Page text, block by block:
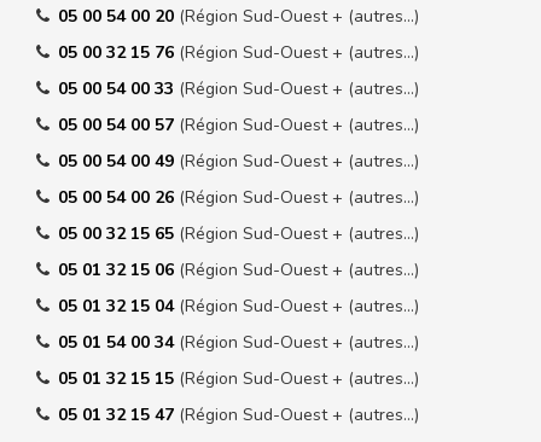
05 00 54 00 20 (Région Sud-Ouest + (autres…)
05 00 32 15 76 (Région Sud-Ouest + (autres…)
05 00 54 00 33 (Région Sud-Ouest + (autres…)
05 00 54 00 57 (Région Sud-Ouest + (autres…)
05 00 54 00 49 (Région Sud-Ouest + (autres…)
05 00 54 00 26 (Région Sud-Ouest + (autres…)
05 00 32 15 65 (Région Sud-Ouest + (autres…)
05 01 32 15 06 (Région Sud-Ouest + (autres…)
05 01 32 15 04 (Région Sud-Ouest + (autres…)
05 01 54 00 34 (Région Sud-Ouest + (autres…)
05 01 32 15 15 (Région Sud-Ouest + (autres…)
05 01 32 15 47 (Région Sud-Ouest + (autres…)